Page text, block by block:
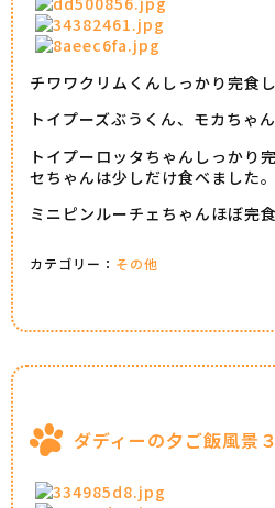
チワワクリムくんしっかり完食し
トイプーズぶうくん、モカちゃ
トイプーロッタちゃんしっかり
セちゃんは少しだけ食べました。
ミニピンルーチェちゃんほぼ完食
カテゴリー： その他
ダディーの夕ご飯風景３